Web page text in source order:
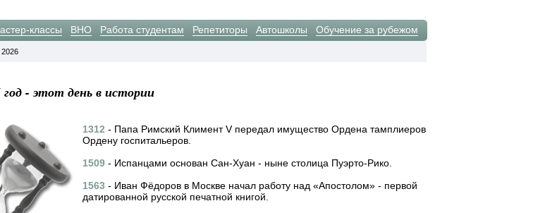
классы ВНО Работа студентам Репетиторы Автошколы Обучение за рубежом
год - этот день в истории
1312 - Папа Римский Климент V передал имущество Ордена тамплиеров
Ордену госпитальеров.
1509 - Испанцами основан Сан-Хуан - ныне столица Пуэрто-Рико.
1563 - Иван Фёдоров в Москве начал работу над «Апостолом» - первой
датированной русской печатной книгой.